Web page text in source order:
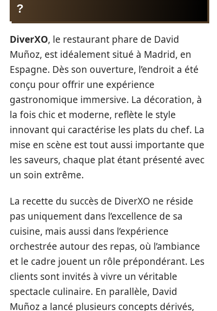
?
DiverXO, le restaurant phare de David
Muñoz, est idéalement situé à Madrid, en
Espagne. Dès son ouverture, l’endroit a été
conçu pour offrir une expérience
gastronomique immersive. La décoration, à
la fois chic et moderne, reflète le style
innovant qui caractérise les plats du chef. La
mise en scène est tout aussi importante que
les saveurs, chaque plat étant présenté avec
un soin extrême.
La recette du succès de DiverXO ne réside
pas uniquement dans l’excellence de sa
cuisine, mais aussi dans l’expérience
orchestrée autour des repas, où l’ambiance
et le cadre jouent un rôle prépondérant. Les
clients sont invités à vivre un véritable
spectacle culinaire. En parallèle, David
Muñoz a lancé plusieurs concepts dérivés,